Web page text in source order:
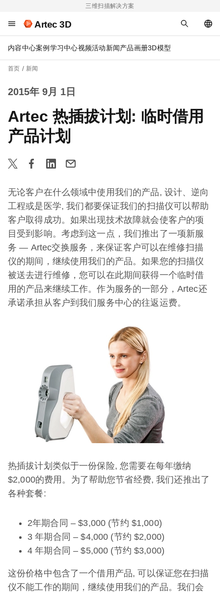
三维扫描解决方案
Artec 3D
内容中心案例 学习中心视频活动新闻产品画册3D模型
首页 新闻
2015年 9月 1日
Artec 热插拔计划: 临时借用
产品计划
无论客户在什么领域中使用我们的产品, 设计、逆向
工程或是医学, 我们都要保证我们的扫描仪可以帮助
客户取得成功。如果出现技术故障就会使客户的项
目受到影响。考虑到这一点，我们推出了一项新服
务 — Artec交换服务，来保证客户可以在维修扫描
仪的期间，继续使用我们的产品。如果您的扫描仪
被送去进行维修，您可以在此期间获得一个临时借
用的产品来继续工作。作为服务的一部分，Artec还
承诺承担从客户到我们服务中心的往返运费。
热插拔计划类似于一份保险, 您需要在每年缴纳
$2,000的费用。为了帮助您节省经费, 我们还推出了
各种套餐:
2年期合同 – $3,000 (节约 $1,000)
3 年期合同 – $4,000 (节约 $2,000)
4 年期合同 – $5,000 (节约 $3,000)
这份价格中包含了一个借用产品, 可以保证您在扫描
仪不能工作的期间，继续使用我们的产品。我们会